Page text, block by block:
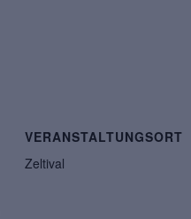
VERANSTALTUNGSORT
Zeltival